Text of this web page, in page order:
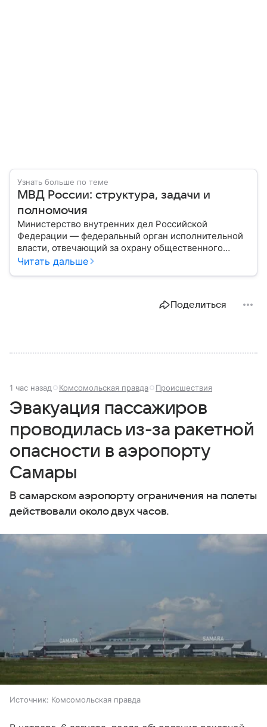
Узнать больше по теме
МВД России: структура, задачи и
полномочия
Министерство внутренних дел Российской
Федерации — федеральный орган исполнительной
власти, отвечающий за охрану общественного
порядка, борьбу с преступностью, обеспечение
России, какие задачи выполняет министерство, как
Читать дальше
Поделиться
1 час назад Комсомольская правда Происшествия
Эвакуация пассажиров
проводилась из-за ракетной
опасности в аэропорту
Самары
В самарском аэропорту ограничения на полеты
действовали около двух часов.
Источник: Комсомольская правда